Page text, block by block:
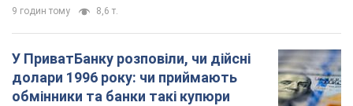
9 годин тому 8,6 т.
У ПриватБанку розповіли, чи дійсні
долари 1996 року: чи приймають
обмінники та банки такі купюри